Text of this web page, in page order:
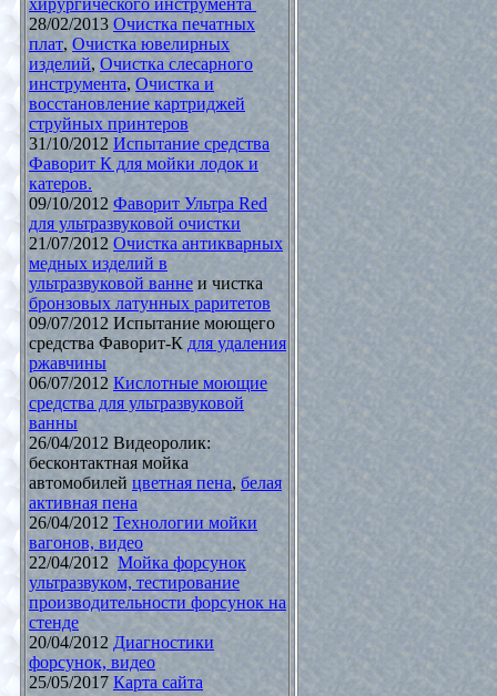
28/02/2013 Очистка печатных
плат, Очистка ювелирных
изделий, Очистка слесарного
инструмента, Очистка и
восстановление картриджей
струйных принтеров
31/10/2012 Испытание средства
Фаворит К для мойки лодок и
катеров.
09/10/2012 Фаворит Ультра Red
для ультразвуковой очистки
21/07/2012 Очистка антикварных
медных изделий в
ультразвуковой ваннеи чистка
бронзовых латунных раритетов
09/07/2012 Испытание моющего
средства Фаворит-К для удаления
ржавчины
06/07/2012 Кислотные моющие
средства для ультразвуковой
ванны
26/04/2012 Видеоролик:
бесконтактная мойка
автомобилей цветная пена, белая
активная пена
26/04/2012 Технологии мойки
вагонов, видео
22/04/2012 Мойка форсунок
ультразвуком, тестирование
производительности форсунок на
стенде
20/04/2012 Диагностики
форсунок, видео
25/05/2017 Карта сайта